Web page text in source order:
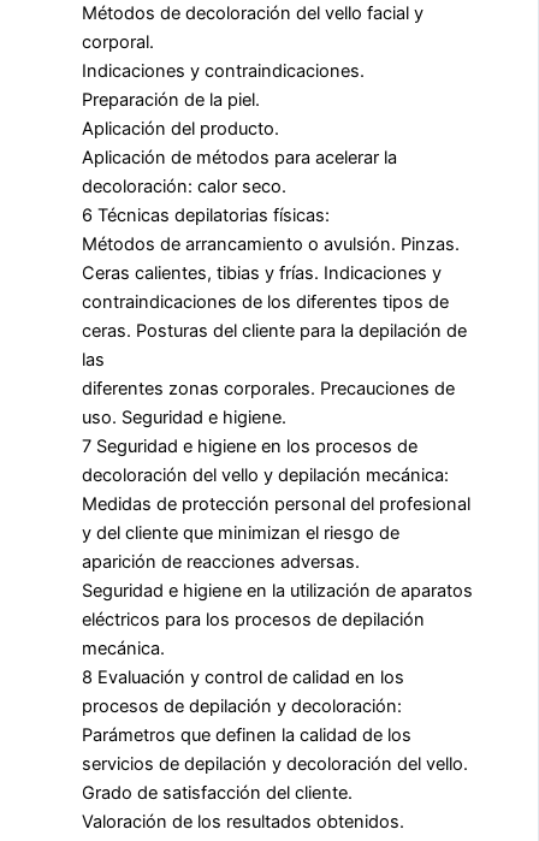
Métodos de decoloración del vello facial y
corporal.
Indicaciones y contraindicaciones.
Preparación de la piel.
Aplicación del producto.
Aplicación de métodos para acelerar la
decoloración: calor seco.
6 Técnicas depilatorias físicas:
Métodos de arrancamiento o avulsión. Pinzas.
Ceras calientes, tibias y frías. Indicaciones y
contraindicaciones de los diferentes tipos de
ceras. Posturas del cliente para la depilación de
las
diferentes zonas corporales. Precauciones de
uso. Seguridad e higiene.
7 Seguridad e higiene en los procesos de
decoloración del vello y depilación mecánica:
Medidas de protección personal del profesional
y del cliente que minimizan el riesgo de
aparición de reacciones adversas.
Seguridad e higiene en la utilización de aparatos
eléctricos para los procesos de depilación
mecánica.
8 Evaluación y control de calidad en los
procesos de depilación y decoloración:
Parámetros que definen la calidad de los
servicios de depilación y decoloración del vello.
Grado de satisfacción del cliente.
Valoración de los resultados obtenidos.